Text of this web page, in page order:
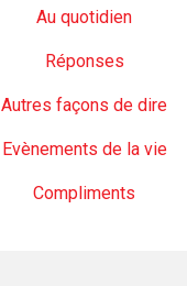
Au quotidien
Réponses
Autres façons de dire
Evènements de la vie
Compliments